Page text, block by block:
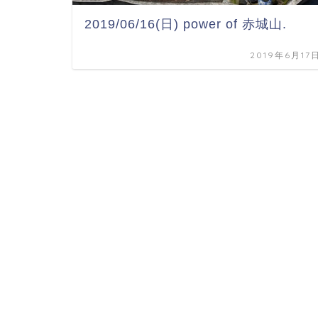
2019/06/16(日) power of 赤城山.
2019年6月17